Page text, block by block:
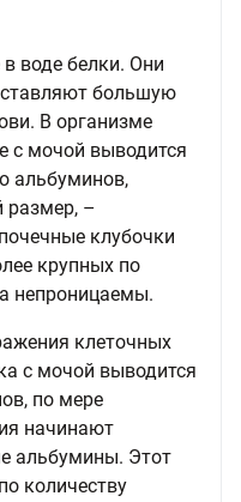
воде белки. Они
большую
В организме
с мочой выводится
альбуминов,
–
клубочки
крупных по
непроницаемы.
клеточных
с мочой выводится
по мере
начинают
альбумины. Этот
количеству